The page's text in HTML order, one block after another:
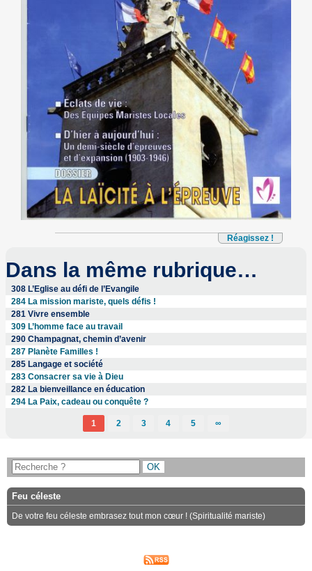
Réagissez !
Dans la même rubrique…
308 L’Eglise au défi de l’Evangile
284 La mission mariste, quels défis !
281 Vivre ensemble
309 L’homme face au travail
290 Champagnat, chemin d’avenir
287 Planète Familles !
285 Langage et société
283 Consacrer sa vie à Dieu
282 La bienveillance en éducation
294 La Paix, cadeau ou conquête ?
1 2 3 4 5 ∞
Feu céleste
De votre feu céleste embrasez tout mon cœur ! (Spiritualité mariste)